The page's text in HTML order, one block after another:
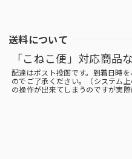
送料について
「こねこ便」対応商品
配達はポスト投函です。到着日時
のでご了承ください。（システム
の操作が出来てしまうのですが実際